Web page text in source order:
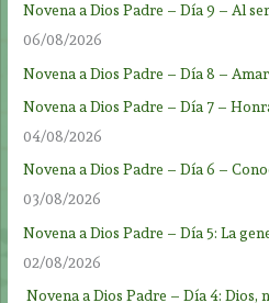
Novena a Dios Padre – Día 9 – Al
06/08/2026
Novena a Dios Padre – Día 8 –
Novena a Dios Padre – Día 7 –
04/08/2026
Novena a Dios Padre – Día 6 –
03/08/2026
Novena a Dios Padre – Día 5: La
02/08/2026
Novena a Dios Padre – Día 4: Dios,